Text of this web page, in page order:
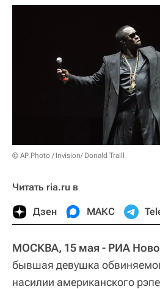
© AP Photo / Invision/ Donald Traill
Читать ria.ru в
Дзен МАКС
МОСКВА, 15 мая - РИА
бывшая девушка
насилии американского